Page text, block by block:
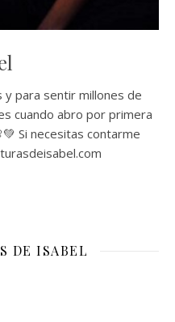
y para sentir millones de
cuando abro por primera
Si necesitas contarme
DE ISABEL